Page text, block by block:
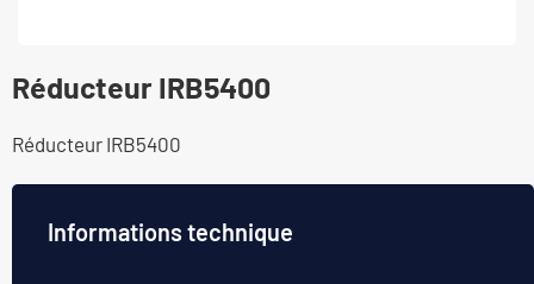
Réducteur IRB5400
Réducteur IRB5400
Informations technique